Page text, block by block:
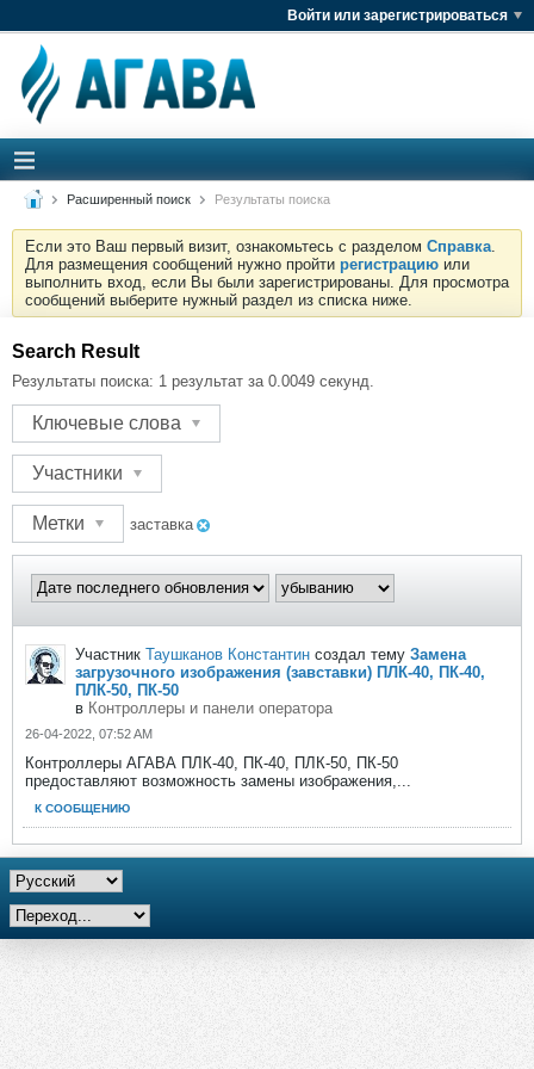
Войти или зарегистрироваться
Расширенный поиск Результаты поиска
Если это Ваш первый визит, ознакомьтесь с разделом Справка.
Для размещения сообщений нужно пройти регистрацию или
выполнить вход, если Вы были зарегистрированы. Для просмотра
сообщений выберите нужный раздел из списка ниже.
Search Result
Результаты поиска: 1 результат за 0.0049 секунд.
Ключевые слова
Участники
Метки заставка
Участник Таушканов Константин создал тему Замена
загрузочного изображения (завставки) ПЛК-40, ПК-40,
ПЛК-50, ПК-50
в Контроллеры и панели оператора
26-04-2022, 07:52 AM
Контроллеры АГАВА ПЛК-40, ПК-40, ПЛК-50, ПК-50
предоставляют возможность замены изображения,...
К СООБЩЕНИЮ